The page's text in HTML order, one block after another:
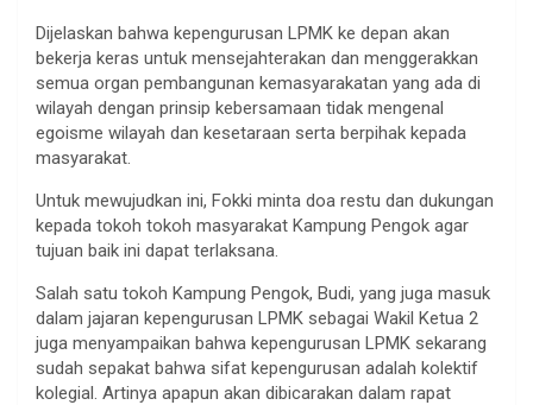
Dijelaskan bahwa kepengurusan LPMK ke depan akan
bekerja keras untuk mensejahterakan dan menggerakkan
semua organ pembangunan kemasyarakatan yang ada di
wilayah dengan prinsip kebersamaan tidak mengenal
egoisme wilayah dan kesetaraan serta berpihak kepada
masyarakat.
Untuk mewujudkan ini, Fokki minta doa restu dan dukungan
kepada tokoh tokoh masyarakat Kampung Pengok agar
tujuan baik ini dapat terlaksana.
Salah satu tokoh Kampung Pengok, Budi, yang juga masuk
dalam jajaran kepengurusan LPMK sebagai Wakil Ketua 2
juga menyampaikan bahwa kepengurusan LPMK sekarang
sudah sepakat bahwa sifat kepengurusan adalah kolektif
kolegial. Artinya apapun akan dibicarakan dalam rapat